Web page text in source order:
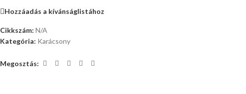
Hozzáadás a kívánságlistához
Cikkszám: N/A
Kategória: Karácsony
Megosztás: